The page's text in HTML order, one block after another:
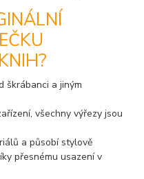
škrábanci a jiným
všechny výřezy jsou
a působí stylově
přesnému usazení v